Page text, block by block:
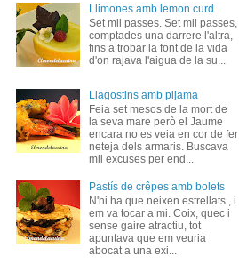
Llimones amb lemon curd
Set mil passes. Set mil passes,
comptades una darrere l'altra,
fins a trobar la font de la vida
d'on rajava l'aigua de la su...
Llagostins amb pijama
Feia set mesos de la mort de
la seva mare però el Jaume
encara no es veia en cor de fer
neteja dels armaris. Buscava
mil excuses per end...
Pastís de crêpes amb bolets
N'hi ha que neixen estrellats , i
em va tocar a mi. Coix, quec i
sense gaire atractiu, tot
apuntava que em veuria
abocat a una exi...